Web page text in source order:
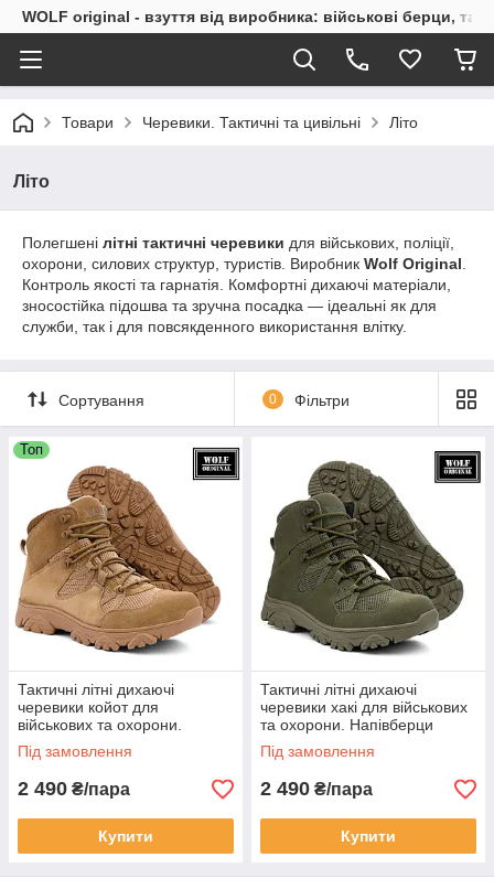
WOLF original - взуття від виробника: військові берци,
Товари Черевики. Тактичні та цивільні Літо
Літо
Полегшені літні тактичні черевики для військових, поліції,
охорони, силових структур, туристів. Виробник Wolf Original
Контроль якості та гарнатія. Комфортні дихаючі матеріали,
зносостійка підошва та зручна посадка — ідеальні як для
служби, так і для повсякденного використання влітку.
Сортування 0 Фільтри
Топ
Тактичні літні дихаючі
черевики койот для
військових та охорони.
Напівберци армійські
"Партизан". Wolf original
Під замовлення
2 490 ₴/пара
Купити
Тактичні літні дихаючі
черевики хакі для військових
та охорони. Напівберци
армійські "Партизан". Wolf
original
Під замовлення
2 490 ₴/пара
Купити